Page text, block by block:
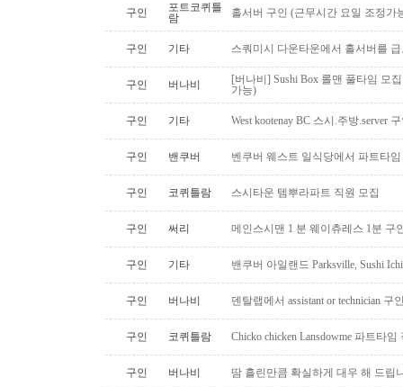
구인
포트코퀴틀
람
홀서버 구인 (근무시간 요일 조정가
구인 기타 스쿼미시 다운타운에서 홀서버를
구인 버나비
[버나비] Sushi Box 롤맨 풀타임 모
가능)
구인 기타 West kootenay BC 스시.주방.server
구인 밴쿠버 벤쿠버 웨스트 일식당에서 파트타
구인 코퀴틀람 스시타운 템뿌라파트 직원 모집
구인 써리 메인스시맨 1 분 웨이츄레스 1분 구
구인 기타 밴쿠버 아일랜드 Parksville, Sushi
구인 버나비 덴탈랩에서 assistant or technician 구
구인 코퀴틀람 Chicko chicken Lansdowme 파트타
구인 버나비 땀 흘린만큼 확실하게 대우 해 드립